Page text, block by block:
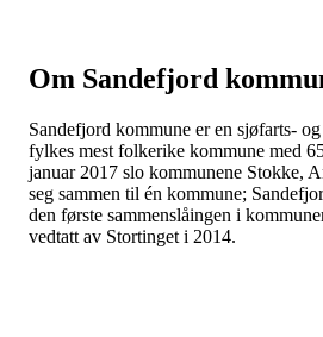
Om Sandefjord
Sandefjord kommune er en sjøfarts-
fylkes mest folkerike kommune med
januar 2017 slo kommunene Stokke,
seg sammen til én kommune;
den første sammenslåingen i
vedtatt av Stortinget i 2014.